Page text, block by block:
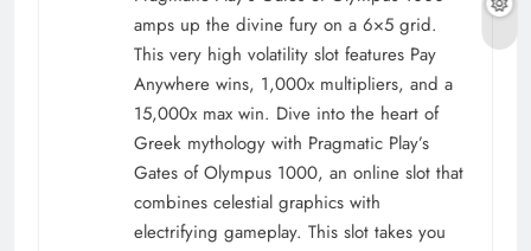
amps up the divine fury on a 6×5 grid.
This very high volatility slot features Pay
Anywhere wins, 1,000x multipliers, and a
15,000x max win. Dive into the heart of
Greek mythology with Pragmatic Play’s
Gates of Olympus 1000, an online slot that
combines celestial graphics with
electrifying gameplay. This slot takes you